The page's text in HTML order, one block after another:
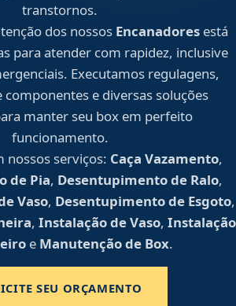
transtornos.
dos nossos Encanadores está
para atender com rapidez, inclusive
Executamos regulagens,
componentes e diversas soluções
manter seu box em perfeito
funcionamento.
nossos serviços: Caça Vazamento,
de Pia, Desentupimento de Ralo,
Vaso, Desentupimento de Esgoto,
, Instalação de Vaso, Instalação
e Manutenção de Box.
SEU ORÇAMENTO